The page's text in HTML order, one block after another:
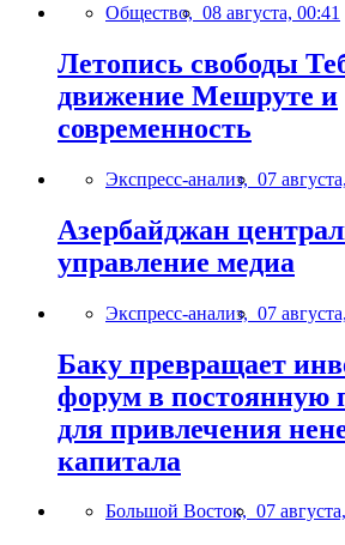
Общество, 08 августа, 00:41
Летопись свободы
движение Мешруте и
современность
Экспресс-анализ, 07
Азербайджан
управление медиа
Экспресс-анализ, 07
Баку превращает
форум в постоянную
для привлечения
капитала
Большой Восток, 07